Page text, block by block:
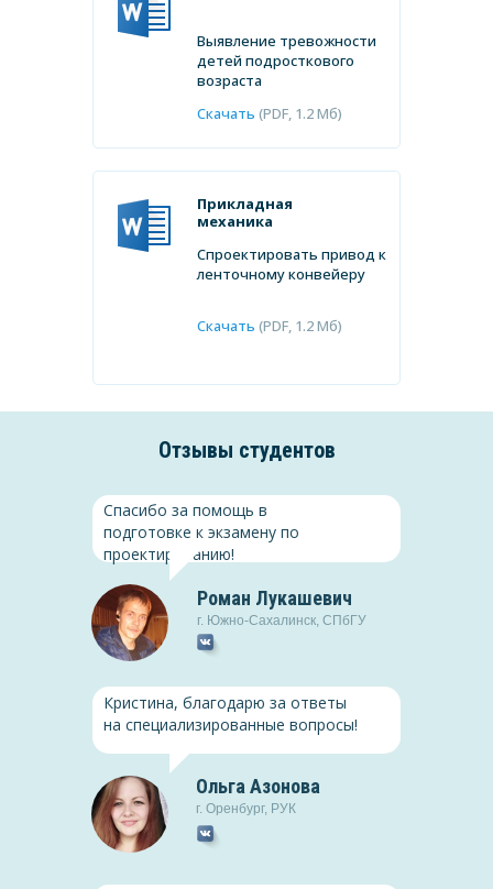
Скачать (PDF, 1.2 Мб)
Выявление тревожности
детей подросткового
возраста
Менеджмент
менеджмента в
коммерческой
организации
Прикладная
механика
Скачать (PDF, 1.2 Мб)
Спроектировать привод к
ленточному конвейеру
Отзывы студентов
г. Южно-Сахалинск, СПбГУ
Роман Лукашевич
Спасибо за помощь в
подготовке к экзамену по
проектированию!
Ольга Азонова
Кристина, благодарю за ответы
на специализированные вопросы!
г. Оренбург, РУК